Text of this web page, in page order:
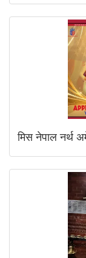
मिस नेपाल नर्थ